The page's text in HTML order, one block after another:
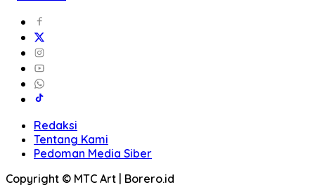
Redaksi
Tentang Kami
Pedoman Media Siber
Copyright © MTC Art | Borero.id